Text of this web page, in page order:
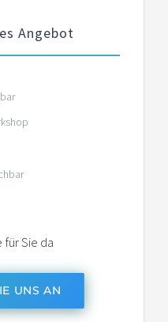
Angebot
für Sie da
UNS AN